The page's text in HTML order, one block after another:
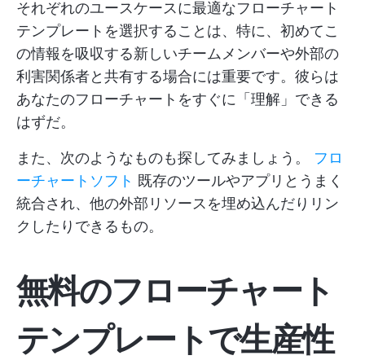
それぞれのユースケースに最適なフローチャート
テンプレートを選択することは、特に、初めてこ
の情報を吸収する新しいチームメンバーや外部の
利害関係者と共有する場合には重要です。彼らは
あなたのフローチャートをすぐに「理解」できる
はずだ。
また、次のようなものも探してみましょう。 フロ
ーチャートソフト 既存のツールやアプリとうまく
統合され、他の外部リソースを埋め込んだりリン
クしたりできるもの。
無料のフローチャート
テンプレートで生産性